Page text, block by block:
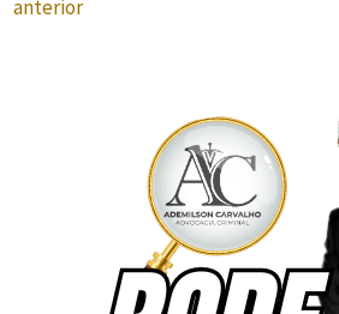
anterior